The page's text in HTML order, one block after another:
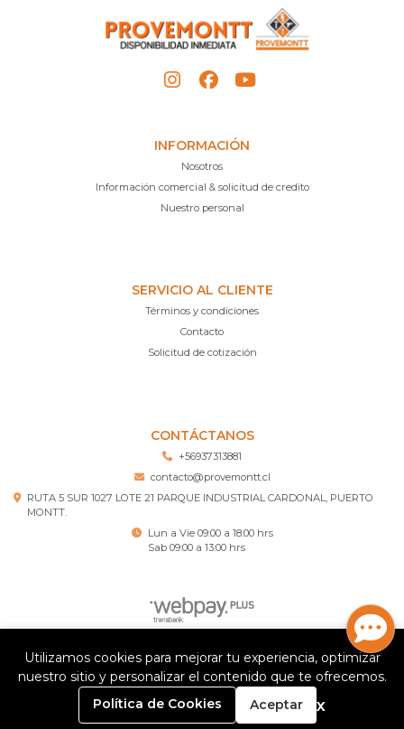
INFORMACIÓN
Nosotros
Información comercial & solicitud de credito
Nuestro personal
SERVICIO AL CLIENTE
Términos y condiciones
Contacto
Solicitud de cotización
CONTÁCTANOS
+56937313881
contacto@provemontt.cl
RUTA 5 SUR 1027 LOTE 21 PARQUE INDUSTRIAL CARDONAL, PUERTO
MONTT.
Lun a Vie 09:00 a 18:00 hrs
Sab 09:00 a 13:00 hrs
Provemontt – Ferretería Puerto Montt © 2026
¿Te gusta mi tienda? Yo vendo conBsale
0
Utilizamos cookies para mejorar tu experiencia, optimizar
nuestro sitio y personalizar el contenido que te ofrecemos.
Política de Cookies
Aceptar x